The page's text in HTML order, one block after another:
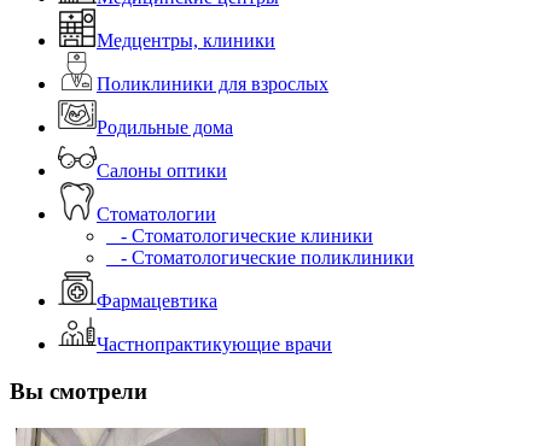
Медцентры, клиники
Поликлиники для взрослых
Родильные дома
Салоны оптики
Стоматологии
- Стоматологические клиники
- Стоматологические поликлиники
Фармацевтика
Частнопрактикующие врачи
Вы смотрели